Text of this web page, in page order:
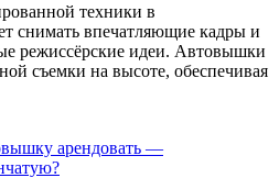
техники в
снимать впечатляющие кадры и
режиссёрские идеи. Автовышки
съемки на высоте, обеспечивая
арендовать —